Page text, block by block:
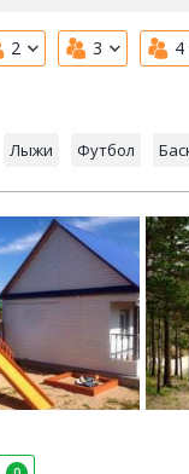
2 3 4
Лыжи Футбол